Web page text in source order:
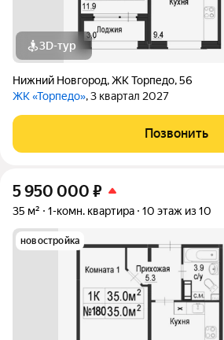
3D-тур
Нижний Новгород,ЖК Торпедо,56
ЖК «Торпедо», 3 квартал 2027
Позвонить
5 950 000 ₽
35 м² 1-комн. квартира 10 этаж из 10
новостройка